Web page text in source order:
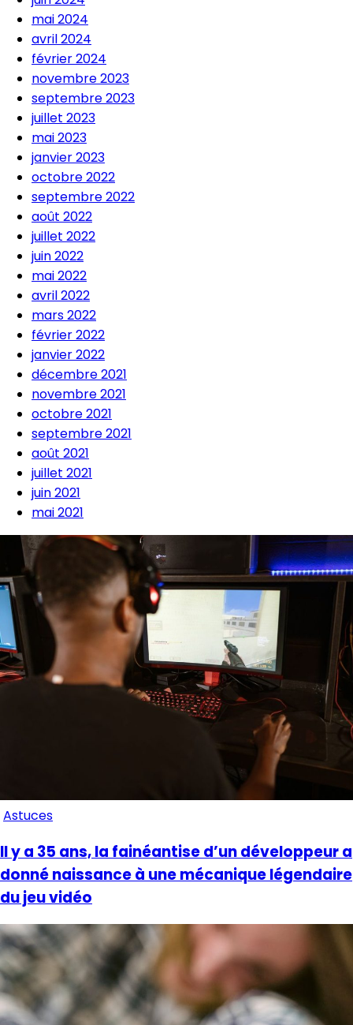
mai 2024
avril 2024
février 2024
novembre 2023
septembre 2023
juillet 2023
mai 2023
janvier 2023
octobre 2022
septembre 2022
août 2022
juillet 2022
juin 2022
mai 2022
avril 2022
mars 2022
février 2022
janvier 2022
décembre 2021
novembre 2021
octobre 2021
septembre 2021
août 2021
juillet 2021
juin 2021
mai 2021
Astuces
Il y a 35 ans, la fainéantise d’un développeur a
donné naissance à une mécanique légendaire
du jeu vidéo